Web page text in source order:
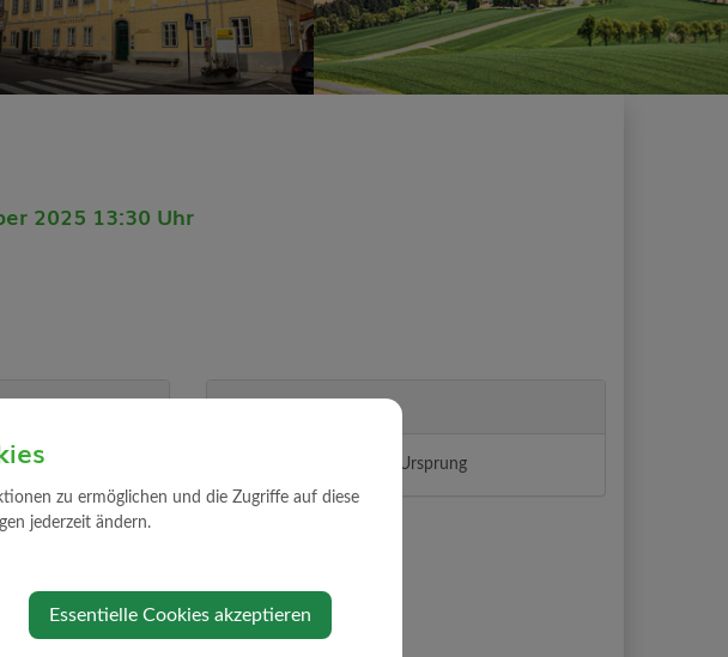
2025 13:30 Uhr
Veranstalter
Kleinregion Mostviertel Ursprung
zu ermöglichen und die Zugriffe auf diese
jederzeit ändern.
Essentielle Cookies akzeptieren